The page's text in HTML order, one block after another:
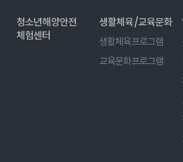
청소년해양안전
체험센터
생활체육/교육문화
생활체육프로그램
교육문화프로그램